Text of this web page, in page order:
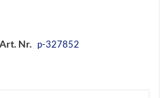
Art. Nr. p-327852